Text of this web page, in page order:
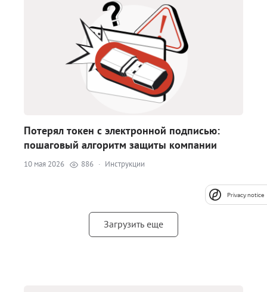
Потерял токен с электронной подписью:
пошаговый алгоритм защиты компании
10 мая 2026 886 · Инструкции
Загрузить еще
Privacy notice